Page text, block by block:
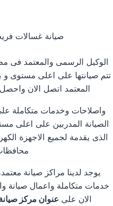
صيانة غسالات
الوكيل الرسمى والمعتمد فى
تتم صيانتها على اعلى مستوى
المعتمد اتصل الان
واصلاحات وخدمات متكاملة
الصيانة المدربين على اعلى
الذى يقدمة لجميع الاجهزة
يوجد لدينا مراكز صيانة
خدمات متكاملة واعمال صيانة
الان على عنوان مركز